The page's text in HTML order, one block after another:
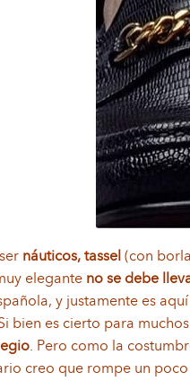
náuticos, tassel (con
elegante no se debe
y justamente es aquí
bien es cierto para muchos
. Pero como la
creo que rompe un